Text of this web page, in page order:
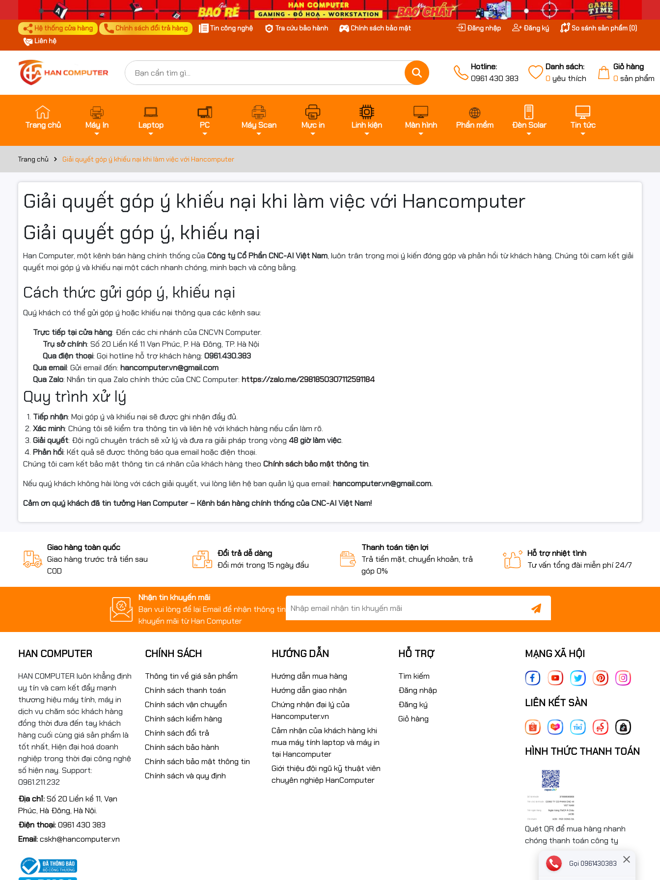
Hệ thống cửa hàng Chính sách đổi trả hàng Tin công nghệ Tra cứu bảo hành
Chính sách bảo mật
Liên hệ
Đăng nhập Đăng ký So sánh sản phẩm (0)
Hotline:
0961 430 383
Danh sách:
0 yêu thích
Giỏ hàng
0 sản phẩm
Trang chủ Máy In Laptop PC Máy Scan Mực in Linh kiện Màn hình Phần mềm Đèn Solar Tin tức
Trang chủ Giải quyết góp ý khiếu nại khi làm việc với Hancomputer
Giải quyết góp ý khiếu nại khi làm việc với Hancomputer
Giải quyết góp ý, khiếu nại
Han Computer, một kênh bán hàng chính thống của Công ty Cổ Phần CNC-AI Việt Nam, luôn trân trọng mọi ý kiến đóng góp và phản hồi từ khách hàng. Chúng tôi cam kết giải
quyết mọi góp ý và khiếu nại một cách nhanh chóng, minh bạch và công bằng.
Cách thức gửi góp ý, khiếu nại
Quý khách có thể gửi góp ý hoặc khiếu nại thông qua các kênh sau:
Trực tiếp tại cửa hàng: Đến các chi nhánh của CNCVN Computer.
Trụ sở chính: Số 20 Liền Kề 11 Vạn Phúc, P. Hà Đông, TP. Hà Nội
Qua điện thoại: Gọi hotline hỗ trợ khách hàng: 0961.430.383
Qua email: Gửi email đến: hancomputer.vn@gmail.com
Qua Zalo: Nhắn tin qua Zalo chính thức của CNC Computer: https://zalo.me/2981850307112591184
Quy trình xử lý
Tiếp nhận: Mọi góp ý và khiếu nại sẽ được ghi nhận đầy đủ.
Xác minh: Chúng tôi sẽ kiểm tra thông tin và liên hệ với khách hàng nếu cần làm rõ.
Giải quyết: Đội ngũ chuyên trách sẽ xử lý và đưa ra giải pháp trong vòng 48 giờ làm việc.
Phản hồi: Kết quả sẽ được thông báo qua email hoặc điện thoại.
Chúng tôi cam kết bảo mật thông tin cá nhân của khách hàng theo Chính sách bảo mật thông tin.
Nếu quý khách không hài lòng với cách giải quyết, vui lòng liên hệ ban quản lý qua email: hancomputer.vn@gmail.com.
Cảm ơn quý khách đã tin tưởng Han Computer – Kênh bán hàng chính thống của CNC-AI Việt Nam!
Giao hàng toàn quốc
Giao hàng trước trả tiền sau
COD
Đổi trả dễ dàng
Đổi mới trong 15 ngày đầu
Thanh toán tiện lợi
Trả tiền mặt, chuyển khoản, trả
góp 0%
Hỗ trợ nhiệt tình
Tư vấn tổng đài miễn phí 24/7
Nhận tin khuyến mãi
Bạn vui lòng để lại Email để nhận thông tin
khuyến mãi từ Han Computer
HAN COMPUTER
HAN COMPUTER luôn khẳng định
uy tín và cam kết đẩy mạnh
thương hiệu máy tính, máy in
dịch vụ chăm sóc khách hàng
đồng thời đưa đến tay khách
hàng cuối cùng giá sản phẩm là
tốt nhất, Hiện đại hoá doanh
nghiệp trong thời đại công nghệ
số hiện nay. Support:
0961.211.232
Địa chỉ:Số 20 Liền kề 11, Vạn
Phúc, Hà Đông, Hà Nội.
Điện thoại:0961 430 383
Email:cskh@hancomputer.vn
CHÍNH SÁCH
Thông tin về giá sản phẩm
Chính sách thanh toán
Chính sách vận chuyển
Chính sách kiểm hàng
Chính sách đổi trả
Chính sách bảo hành
Chính sách bảo mật thông tin
Chính sách và quy định
HƯỚNG DẪN
Hướng dẫn mua hàng
Hướng dẫn giao nhận
Chứng nhận đại lý của
Hancomputer.vn
Cảm nhận của khách hàng khi
mua máy tính laptop và máy in
tại Hancomputer
Giới thiệu đội ngũ kỹ thuật viên
chuyên nghiệp HanComputer
HỖ TRỢ
Tìm kiếm
Đăng nhập
Đăng ký
Giỏ hàng
MẠNG XÃ HỘI
LIÊN KẾT SÀN
HÌNH THỨC THANH TOÁN
Quét QR để mua hàng nhanh
chóng thanh toán công ty
Gọi 0961430383